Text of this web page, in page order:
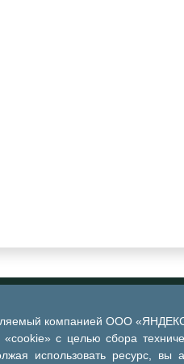
компанией ООО
с целью сбора
использовать ресурс, вы